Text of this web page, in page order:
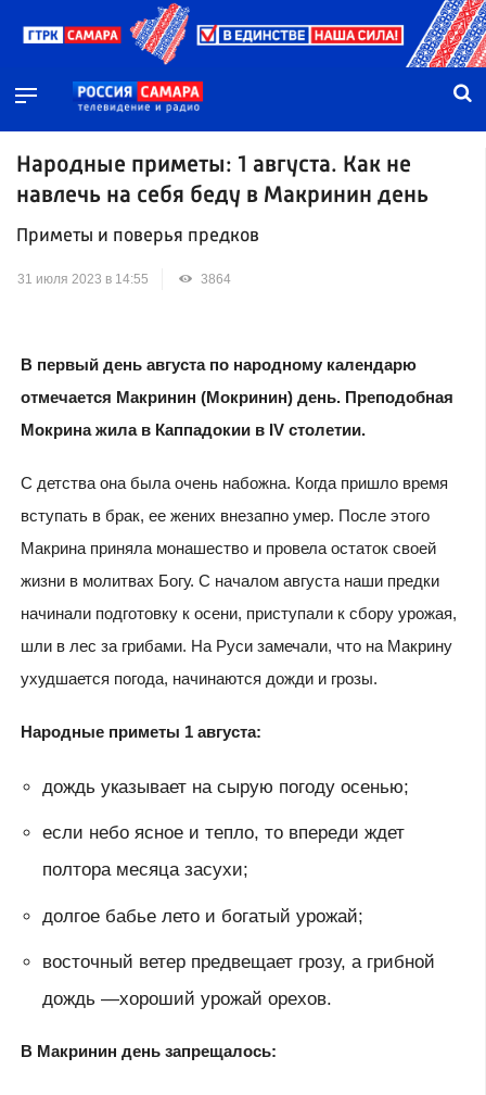
Народные приметы: 1 августа. Как не
навлечь на себя беду в Макринин день
Приметы и поверья предков
31 июля 2023 в 14:55 3864
В первый день августа по народному календарю
отмечается Макринин (Мокринин) день. Преподобная
Мокрина жила в Каппадокии в IV столетии.
С детства она была очень набожна. Когда пришло время
вступать в брак, ее жених внезапно умер. После этого
Макрина приняла монашество и провела остаток своей
жизни в молитвах Богу. С началом августа наши предки
начинали подготовку к осени, приступали к сбору урожая,
шли в лес за грибами. На Руси замечали, что на Макрину
ухудшается погода, начинаются дожди и грозы.
Народные приметы 1 августа:
дождь указывает на сырую погоду осенью;
если небо ясное и тепло, то впереди ждет
полтора месяца засухи;
долгое бабье лето и богатый урожай;
восточный ветер предвещает грозу, а грибной
дождь —хороший урожай орехов.
В Макринин день запрещалось: